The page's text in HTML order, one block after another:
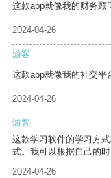
这款app就像我的财务顾
2024-04-26
游客
这款app就像我的社交平
2024-04-26
游客
这款学习软件的学习方
式。我可以根据自己的时
2024-04-26